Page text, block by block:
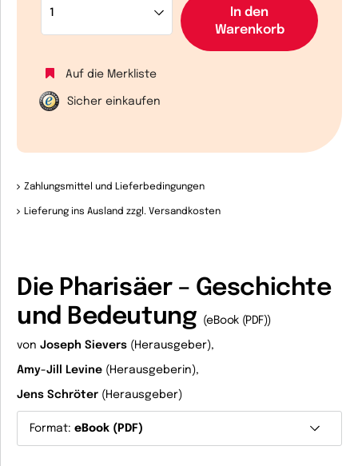
In den
Warenkorb
Auf die Merkliste
Sicher einkaufen
Zahlungsmittel und Lieferbedingungen
Lieferung ins Ausland zzgl. Versandkosten
Die Pharisäer – Geschichte
und Bedeutung
(eBook (PDF))
von Joseph Sievers (Herausgeber),
Amy-Jill Levine (Herausgeberin),
Jens Schröter (Herausgeber)
Format: eBook (PDF)